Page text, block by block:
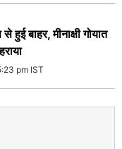
हुई बाहर, मीनाक्षी गोयात
pm IST